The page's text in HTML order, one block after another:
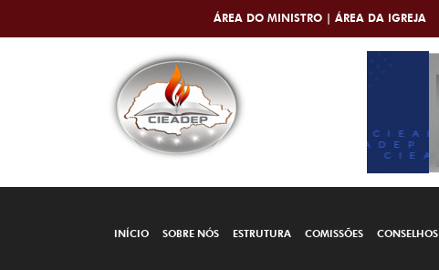
ÁREA DO MINISTRO | ÁREA DA IGREJA
INÍCIO SOBRE NÓS ESTRUTURA COMISSÕES CONSELHOS